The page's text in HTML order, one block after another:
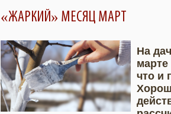
«ЖАРКИЙ» МЕСЯЦ МАРТ
Подробнее
На
что и